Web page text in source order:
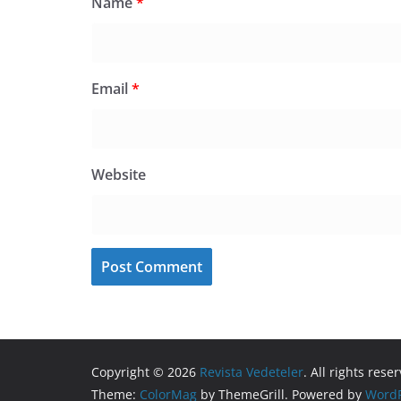
Email*
Website
Copyright © 2026 Revista Vedeteler. All rights
Theme: ColorMag by ThemeGrill. Powered by